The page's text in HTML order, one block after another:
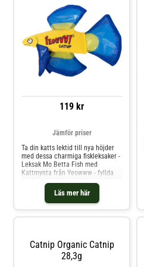
119 kr
Läs mer här
Jämför priser
Ta din katts lektid till nya höjder
med dessa charmiga fiskleksaker -
Leksak Mo Betta Fish med
Kattmynta från Yeowww - fyllda
med ekologiskt odlad kattmynta.
Tillverkade av slitstark
bomullstwill och med crinkle-tyg
som ger ett roligt prassel, kommer
gosa med sina leksaker, kommer
den här lilla fisken att bli en
favorit. Leksaken mäter 16,5 cm.
Catnip Organic Catnip
28,3g